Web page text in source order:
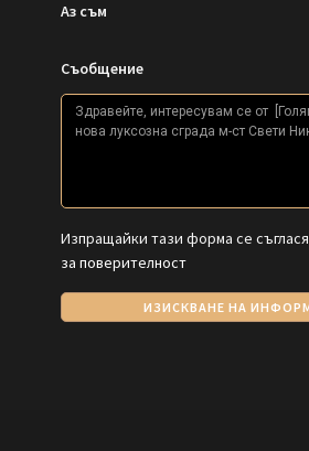
Аз съм
Съобщение
Изпращайки тази форма се
за поверителност
ИЗИСКВАНЕ НА